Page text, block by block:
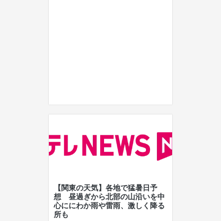
【関東の天気】各地で猛暑日予
想 昼過ぎから北部の山沿いを中
心ににわか雨や雷雨、激しく降る
所も